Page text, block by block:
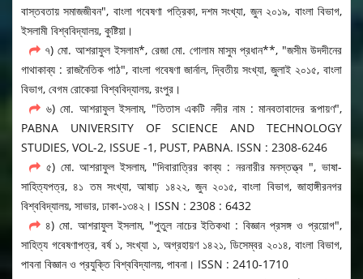
বাস্তবতায় সমাজজীবন", বাংলা গবেষণা পত্রিকা, দশম সংখ্যা, জুন ২০১৯, বাংলা বিভাগ,
ইসলামী বিশ্ববিদ্যালয়, কুষ্টিয়া।
৭) মো. আশরাফুল ইসলাম*, রেজা মো. গোলাম মাসুম প্রধান**, "জসীম উদদীনের
গাথাকাব্য : রাজনৈতিক পাঠ", বাংলা গবেষণা জার্নাল, দ্বিতীয় সংখ্যা, জুলাই ২০১৫, বাংলা
বিভাগ, বেগম রোকেয়া বিশ্ববিদ্যালয়, রংপুর।
৬) মো. আশরাফুল ইসলাম, "তিতাস একটি নদীর নাম : মানবতাবাদের রূপায়ণ",
PABNA UNIVERSITY OF SCIENCE AND TECHNOLOGY
STUDIES, VOL-2, ISSUE -1, PUST, PABNA. ISSN : 2308-6246
৫) মো. আশরাফুল ইসলাম, "দিবারাত্রির কাব্য : নরনারীর মনস্তত্ত্ব ", ভাষা-
সাহিত্যপত্র, ৪১ তম সংখ্যা, আষাঢ় ১৪২২, জুন ২০১৫, বাংলা বিভাগ, জাহাঙ্গীরনগর
বিশ্ববিদ্যালয়, সাভার, ঢাকা-১৩৪২। ISSN : 2308 : 6432
৪) মো. আশরাফুল ইসলাম, "পুতুল নাচের ইতিকথা : বিজ্ঞান প্রসঙ্গ ও প্রয়োগ",
সাহিত্য গবেষণাপত্র, বর্ষ ১, সংখ্যা ১, অগ্রহায়ণ ১৪২১, ডিসেম্বর ২০১৪, বাংলা বিভাগ,
পাবনা বিজ্ঞান ও প্রযুক্তি বিশ্ববিদ্যালয়, পাবনা। ISSN : 2410-1710